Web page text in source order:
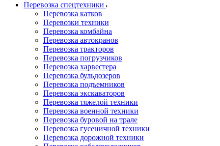
Перевозка спецтехники
Перевозка катков
Перевозки техники
Перевозка комбайна
Перевозка автокранов
Перевозка тракторов
Перевозка погрузчиков
Перевозка харвестера
Перевозка бульдозеров
Перевозка подъемников
Перевозка экскаваторов
Перевозка тяжелой техники
Перевозка военной техники
Перевозка буровой на трале
Перевозка гусеничной техники
Перевозка дорожной техники